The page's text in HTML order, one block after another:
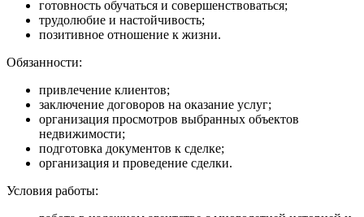
готовность обучаться и совершенствоваться;
трудолюбие и настойчивость;
позитивное отношение к жизни.
Обязанности:
привлечение клиентов;
заключение договоров на оказание услуг;
организация просмотров выбранных объектов
недвижимости;
подготовка документов к сделке;
организация и проведение сделки.
Условия работы: